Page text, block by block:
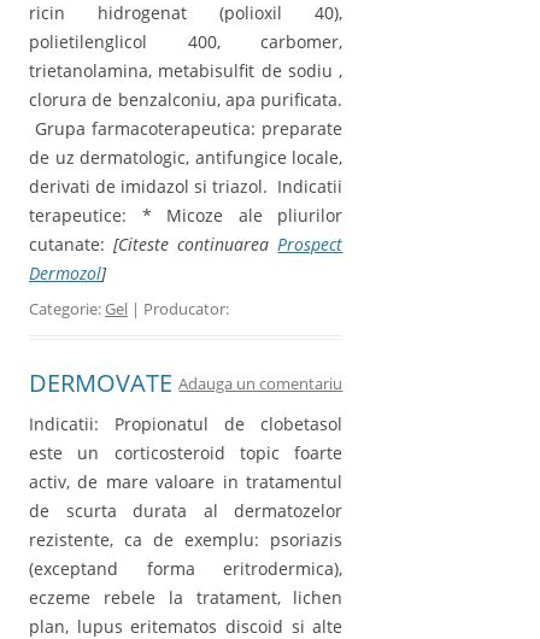
ricin hidrogenat (polioxil 40),
polietilenglicol 400, carbomer,
trietanolamina, metabisulfit de sodiu ,
clorura de benzalconiu, apa purificata.
Grupa farmacoterapeutica: preparate
de uz dermatologic, antifungice locale,
derivati de imidazol si triazol. Indicatii
terapeutice: * Micoze ale pliurilor
cutanate:[Citeste continuareaProspect
Dermozol]
Categorie:Gel | Producator:
DERMOVATE Adauga un comentariu
Indicatii: Propionatul de clobetasol
este un corticosteroid topic foarte
activ, de mare valoare in tratamentul
de scurta durata al dermatozelor
rezistente, ca de exemplu: psoriazis
(exceptand forma eritrodermica),
eczeme rebele la tratament, lichen
plan, lupus eritematos discoid si alte